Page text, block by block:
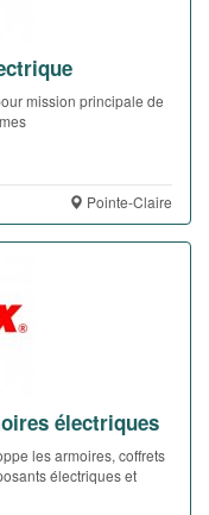
mission principale de
Pointe-Claire
électriques
les armoires, coffrets
électriques et